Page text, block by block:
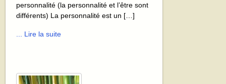
personnalité (la personnalité et l’être sont
différents) La personnalité est un […]
... Lire la suite